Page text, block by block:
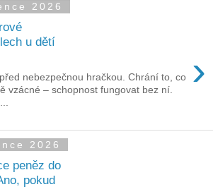
2026
u dětí
›
nebezpečnou hračkou. Chrání to, co
vzácné – schopnost fungovat bez ní.
2026
peněz do
pokud